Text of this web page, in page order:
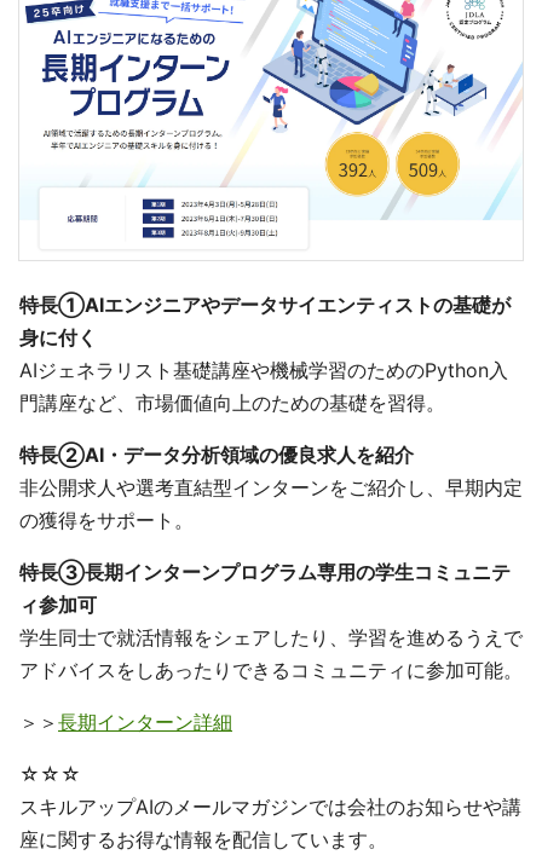
特長①AIエンジニアやデータサイエンティストの基礎が
身に付く
AIジェネラリスト基礎講座や機械学習のためのPython入
門講座など、市場価値向上のための基礎を習得。
特長②AI・データ分析領域の優良求人を紹介
非公開求人や選考直結型インターンをご紹介し、早期内定
の獲得をサポート。
特長③長期インターンプログラム専用の学生コミュニテ
ィ参加可
学生同士で就活情報をシェアしたり、学習を進めるうえで
アドバイスをしあったりできるコミュニティに参加可能。
＞＞ 長期インターン詳細
☆☆☆
スキルアップAIのメールマガジンでは会社のお知らせや講
座に関するお得な情報を配信しています。